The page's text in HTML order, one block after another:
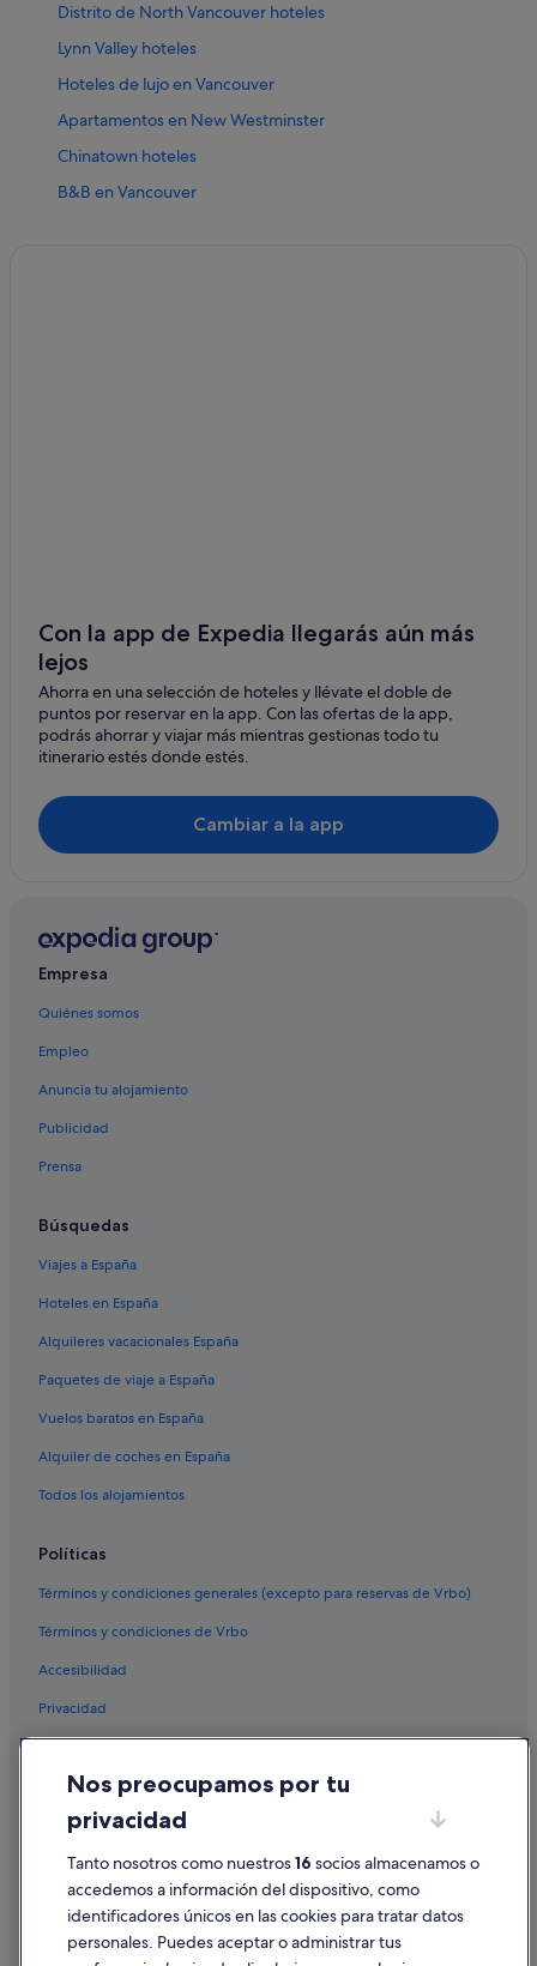
Distrito de North Vancouver hoteles
Lynn Valley hoteles
Hoteles de lujo en Vancouver
Apartamentos en New Westminster
Chinatown hoteles
B&B en Vancouver
Cloverdale hoteles
North Vancouver hoteles
Kitsilano hoteles
Hastings-Sunrise hoteles
Condominios en Vancouver
Ioco hoteles
Hoteles cerca de Estación de metro Columbia
Apartamentos en Vancouver
Metrotown hoteles
Centro de Vancouver hoteles
East Vancouver hoteles
Downtown Eastside hoteles
Surrey hoteles
Langley hoteles
Walnut Grove hoteles
Apartamentos en Surrey
Burnaby hoteles
Maple Ridge hoteles
Con la app de Expedia llegarás aún más
lejos
Ahorra en una selección de hoteles y llévate el doble de
puntos por reservar en la app. Con las ofertas de la app,
podrás ahorrar y viajar más mientras gestionas todo tu
itinerario estés donde estés.
Cambiar a la app
Empresa
Quiénes somos
Empleo
Anuncia tu alojamiento
Publicidad
Prensa
Búsquedas
Viajes a España
Hoteles en España
Alquileres vacacionales España
Paquetes de viaje a España
Vuelos baratos en España
Alquiler de coches en España
Todos los alojamientos
Políticas
Términos y condiciones generales (excepto para reservas de Vrbo)
Términos y condiciones de Vrbo
Accesibilidad
Privacidad
Condiciones de uso
Información legal/contacto
Pautas sobre el contenido y cómo denunciar contenido
Ayuda
Nos preocupamos por tu
privacidad
Tanto nosotros como nuestros16 socios almacenamos o
accedemos a información del dispositivo, como
identificadores únicos en las cookies para tratar datos
personales. Puedes aceptar o administrar tus